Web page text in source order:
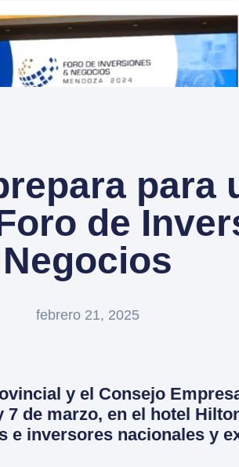
para
de
Negocios
febrero 21, 2025
y el Consejo
de marzo, en el hotel
e inversores nacionales y